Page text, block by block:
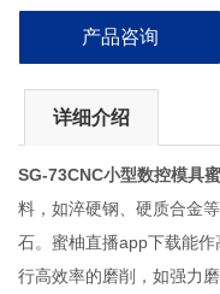
产品咨询
详细介绍
SG-73CNC小型数控模具
料，如淬硬钢、硬质合金
石。蜜柚直播app下载能
行高效率的磨削